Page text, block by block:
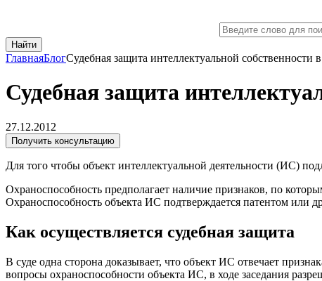
Найти
ГлавнаяБлогСудебная защита интеллектуальной собственности
Судебная защита
27.12.2012
Получить консультацию
Для того чтобы объект интеллектуальной деятельности (ИС)
Охраноспособность предполагает наличие признаков, по
Охраноспособность объекта ИС подтверждается патентом или
Как осуществляется судебная защита
В суде одна сторона доказывает, что объект ИС отвечает
вопросы охраноспособности объекта ИС, в ходе заседания